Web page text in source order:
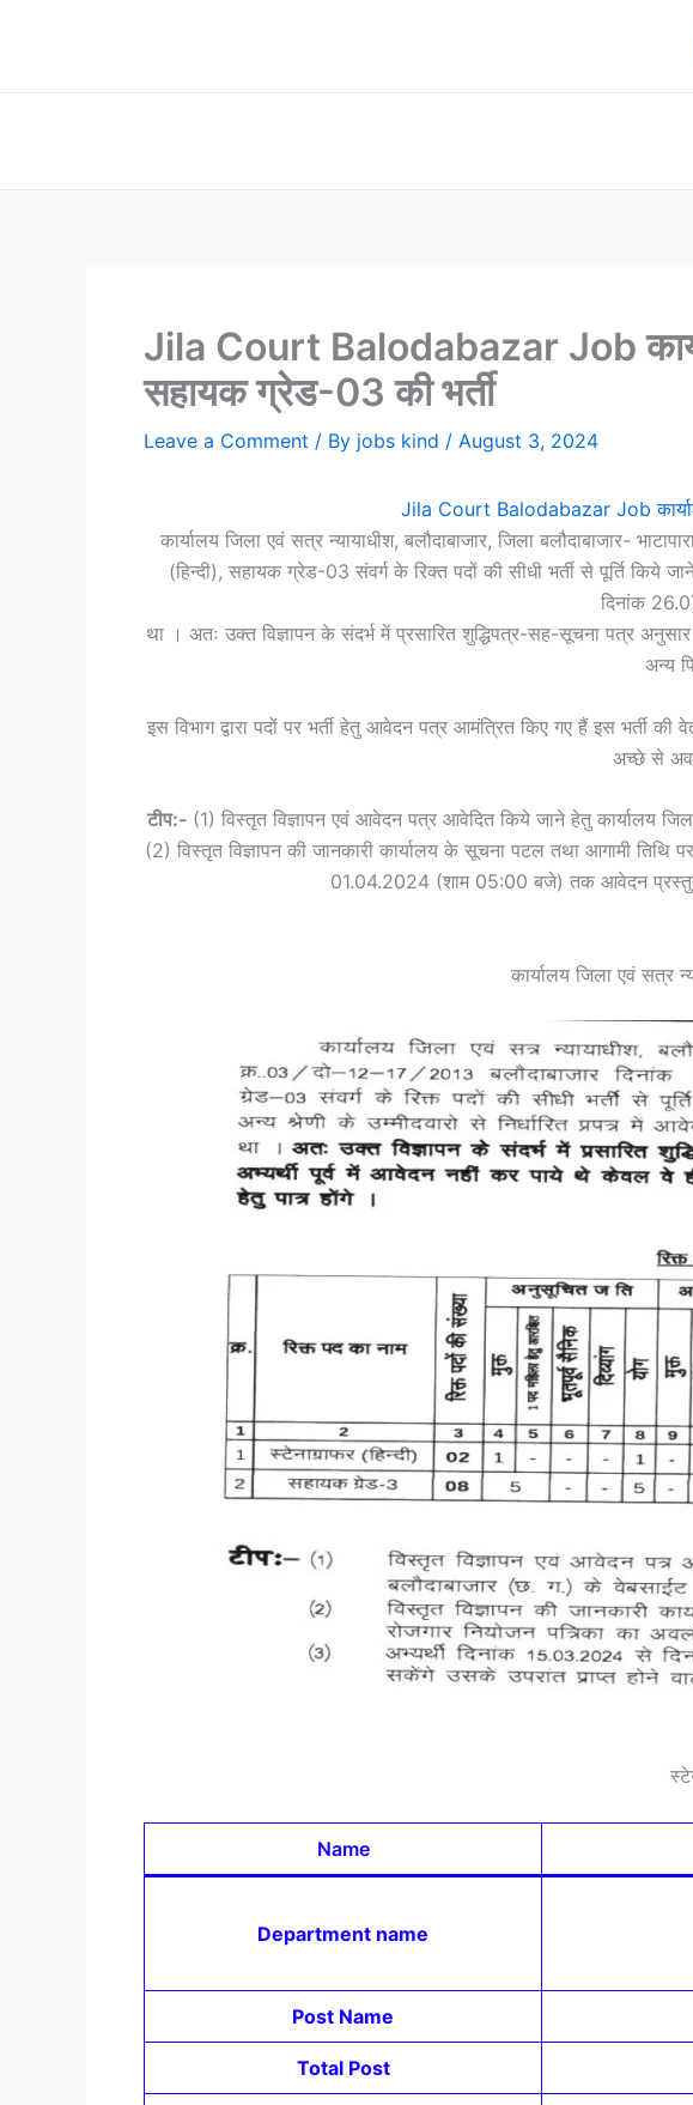
Jila Court Balodabazar Job
सहायक ग्रेड-03 की भर्ती
Leave a Comment / By jobs kind / August 3, 2024
Jila Court Balodabazar Job
कार्यालय जिला एवं सत्र न्यायाधीश, बलौदाबाजार, जिला बलौदाबाजार-
(हिन्दी), सहायक ग्रेड-03 संवर्ग के रिक्त पदों की सीधी भर्ती से पूर्ति किये
दिनांक
था । अतः उक्त विज्ञापन के संदर्भ में प्रसारित शुद्धिपत्र-सह-सूचना पत्र
अन्य
इस विभाग द्वारा पदों पर भर्ती हेतु आवेदन पत्र आमंत्रित किए गए हैं इस भर्ती
अच्छे से
टीप:- (1) विस्तृत विज्ञापन एवं आवेदन पत्र आवेदित किये जाने हेतु कार्यालय
(2) विस्तृत विज्ञापन की जानकारी कार्यालय के सूचना पटल तथा आगामी
01.04.2024 (शाम 05:00 बजे) तक आवेदन प्रस्तुत
कार्यालय जिला एवं सत्र
Name
Department name
Post Name
Total Post